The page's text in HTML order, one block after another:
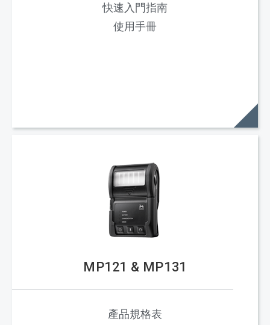
快速入門指南
使用手冊
MP121 & MP131
產品規格表